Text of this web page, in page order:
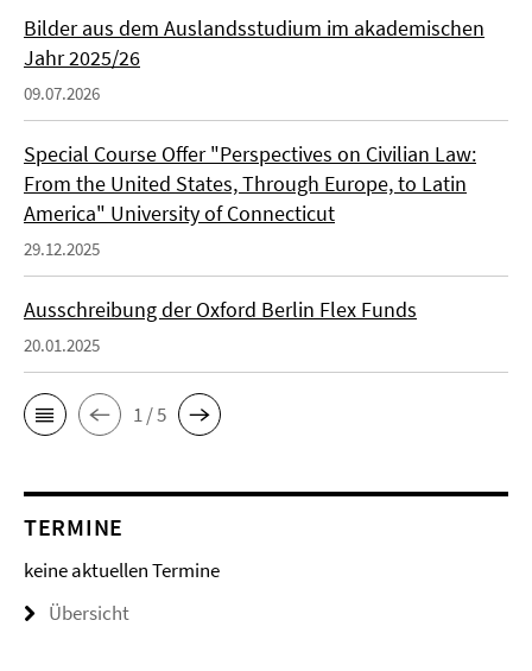
Bilder aus dem Auslandsstudium im akademischen
Jahr 2025/26
09.07.2026
Special Course Offer "Perspectives on Civilian Law:
From the United States, Through Europe, to Latin
America" University of Connecticut
29.12.2025
Ausschreibung der Oxford Berlin Flex Funds
20.01.2025
1 / 5
TERMINE
keine aktuellen Termine
Übersicht